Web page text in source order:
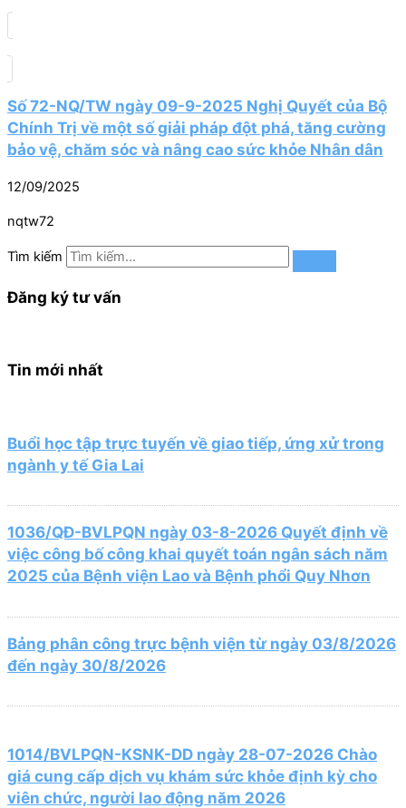
Số 72-NQ/TW ngày 09-9-2025 Nghị Quyết của Bộ
Chính Trị về một số giải pháp đột phá, tăng cường
bảo vệ, chăm sóc và nâng cao sức khỏe Nhân dân
12/09/2025
nqtw72
Tìm kiếm
Đăng ký tư vấn
Tin mới nhất
Buổi học tập trực tuyến về giao tiếp, ứng xử trong
ngành y tế Gia Lai
1036/QĐ-BVLPQN ngày 03-8-2026 Quyết định về
việc công bố công khai quyết toán ngân sách năm
2025 của Bệnh viện Lao và Bệnh phổi Quy Nhơn
Bảng phân công trực bệnh viện từ ngày 03/8/2026
đến ngày 30/8/2026
1014/BVLPQN-KSNK-DD ngày 28-07-2026 Chào
giá cung cấp dịch vụ khám sức khỏe định kỳ cho
viên chức, người lao động năm 2026